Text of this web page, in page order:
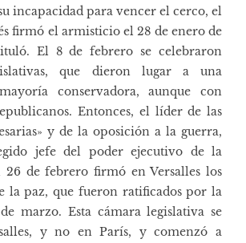
incapacidad para vencer el cerco, el
firmó el armisticio el 28 de enero de
El 8 de febrero se celebraron
que dieron lugar a una
conservadora, aunque con
Entonces, el líder de las
y de la oposición a la guerra,
jefe del poder ejecutivo de la
26 de febrero firmó en Versalles los
la paz, que fueron ratificados por la
marzo. Esta cámara legislativa se
y no en París, y comenzó a